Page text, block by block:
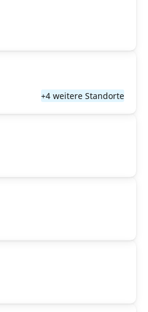
+4 weitere Standorte